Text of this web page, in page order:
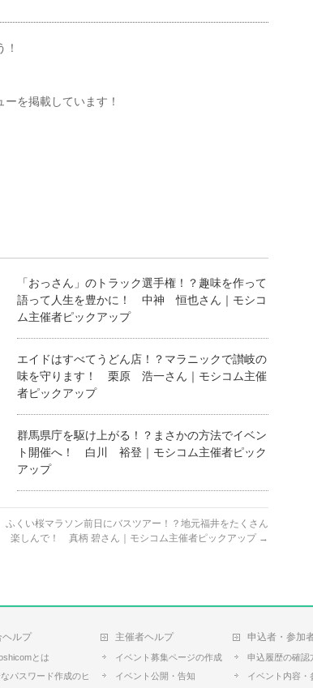
を掲載しています！
「おっさん」のトラック選手権！？趣味を作って
語って人生を豊かに！ 中神 恒也さん｜モシコ
ム主催者ピックアップ
エイドはすべてうどん店！？マラニックで讃岐の
味を守ります！ 栗原 浩一さん｜モシコム主催
者ピックアップ
群馬県庁を駆け上がる！？まさかの方法でイベン
ト開催へ！ 白川 裕登｜モシコム主催者ピック
アップ
ふくい桜マラソン前日にバスツアー！？地元福井をたくさん
楽しんで！ 真柄 碧さん｜モシコム主催者ピックアップ →
ヘルプ
とは
パスワード作成のヒ
主催者ヘルプ
イベント募集ページの作成
イベント公開・告知
申込者・参加
申込履歴の確認
イベント内容・